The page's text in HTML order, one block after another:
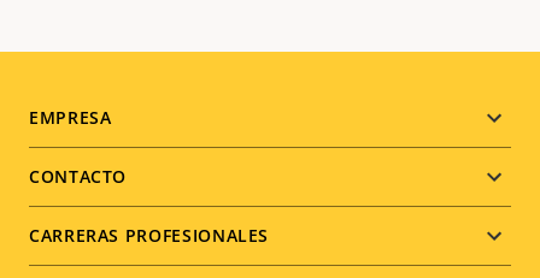
Footer
menu
EMPRESA
CONTACTO
CARRERAS PROFESIONALES